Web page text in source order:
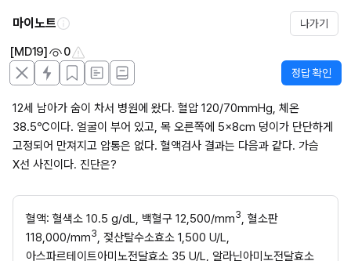
마이노트 나가기
[MD19] 0
정답 확인
12세 남아가 숨이 차서 병원에 왔다. 혈압 120/70mmHg, 체온
38.5℃이다. 얼굴이 부어 있고, 목 오른쪽에 5×8cm 덩이가 단단하게
고정되어 만져지고 압통은 없다. 혈액검사 결과는 다음과 같다. 가슴
X선 사진이다. 진단은?
혈액: 혈색소 10.5 g/dL, 백혈구 12,500/mm3, 혈소판
118,000/mm3, 젖산탈수소효소 1,500 U/L,
아스파르테이트아미노전달효소 35 U/L, 알라닌아미노전달효소